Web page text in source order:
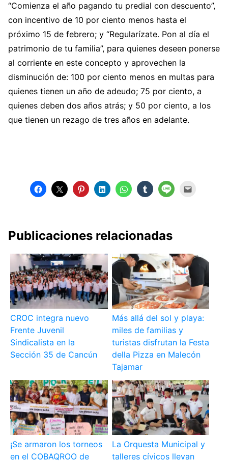
“Comienza el año pagando tu predial con descuento”,
con incentivo de 10 por ciento menos hasta el
próximo 15 de febrero; y “Regularízate. Pon al día el
patrimonio de tu familia”, para quienes deseen ponerse
al corriente en este concepto y aprovechen la
disminución de: 100 por ciento menos en multas para
quienes tienen un año de adeudo; 75 por ciento, a
quienes deben dos años atrás; y 50 por ciento, a los
que tienen un rezago de tres años en adelante.
Publicaciones relacionadas
CROC integra nuevo
Frente Juvenil
Sindicalista en la
Sección 35 de Cancún
Más allá del sol y playa:
miles de familias y
turistas disfrutan la Festa
della Pizza en Malecón
Tajamar
¡Se armaron los torneos
en el COBAQROO de
La Orquesta Municipal y
talleres cívicos llevan